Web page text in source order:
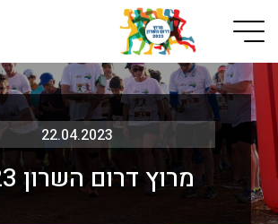
for devices with a small screen
22.04.2023
מרוץ דרום השרון 2023